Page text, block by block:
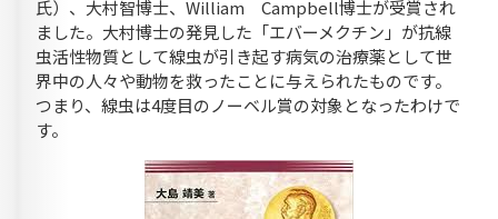
氏）、大村智博士、William Campbell博士が受賞され
ました。大村博士の発見した「エバーメクチン」が抗線
虫活性物質として線虫が引き起す病気の治療薬として世
界中の人々や動物を救ったことに与えられたものです。
つまり、線虫は4度目のノーベル賞の対象となったわけで
す。